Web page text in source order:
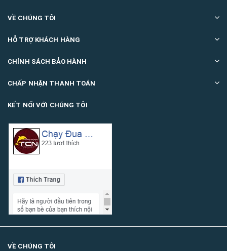
VỀ CHÚNG TÔI
HỖ TRỢ KHÁCH HÀNG
CHÍNH SÁCH BẢO HÀNH
CHẤP NHẬN THANH TOÁN
KẾT NỐI VỚI CHÚNG TÔI
VỀ CHÚNG TÔI